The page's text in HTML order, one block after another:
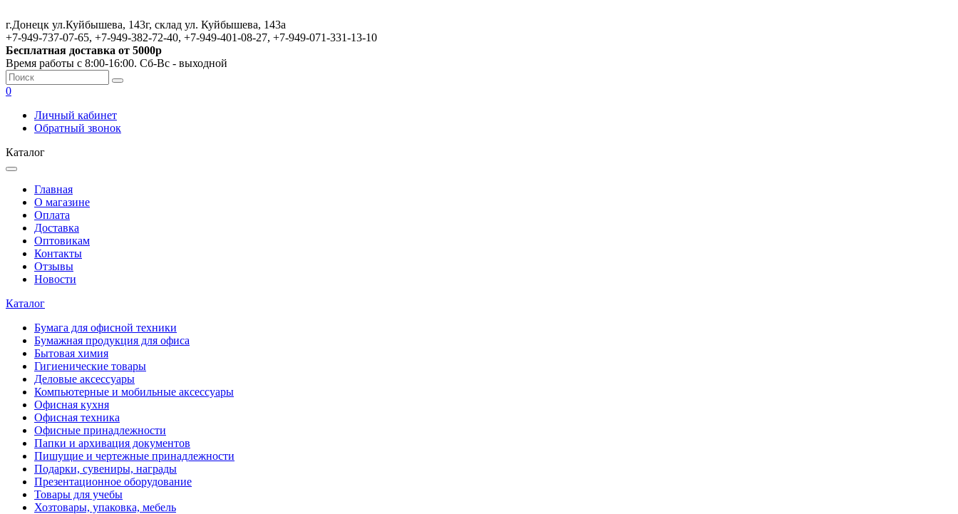
г.Донецк ул.Куйбышева, 143г, склад ул. Куйбышева, 143а
+7-949-737-07-65, +7-949-382-72-40, +7-949-401-08-27, +7-949-071-331-13-10
Бесплатная доставка от 5000р
Время работы с 8:00-16:00. Сб-Вс - выходной
0
Личный кабинет
Обратный звонок
Каталог
Главная
О магазине
Оплата
Доставка
Оптовикам
Контакты
Отзывы
Новости
Каталог
Бумага для офисной техники
Бумажная продукция для офиса
Бытовая химия
Гигиенические товары
Деловые аксессуары
Компьютерные и мобильные аксессуары
Офисная кухня
Офисная техника
Офисные принадлежности
Папки и архивация документов
Пишущие и чертежные принадлежности
Подарки, сувениры, награды
Презентационное оборудование
Товары для учебы
Хозтовары, упаковка, мебель